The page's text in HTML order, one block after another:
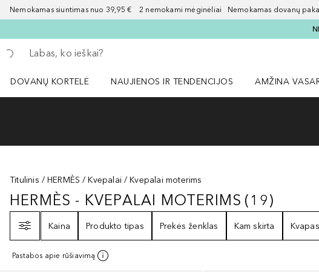
Nemokamas siuntimas nuo 39,95 € 2 nemokami mėginėliai Nemokamas dovanų
Grįžk atgal
Vykdykite paiešką
DOVANŲ KORTELĖ
NAUJIENOS IR TENDENCIJOS
AMŽINA
Titulinis HERMÈS Kvepalai Kvepalai moterims
HERMÈS - KVEPALAI MOTERIMS19
HERMÈS - KVEPALAI MOTERIMS (19)
Kaina
Produkto tipas Prekės ženklas Kam skirta Kvapas
Pastabos apie rūšiavimą